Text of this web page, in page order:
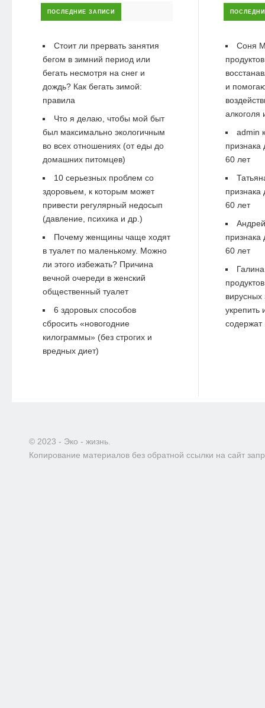
ПОСЛЕДНИЕ ЗАПИСИ
Стоит ли прервать занятия
бегом в зимний период или
бегать несмотря на снег и
дождь? Как бегать зимой:
правила
Что я делаю, чтобы мой быт
был максимально экологичным
во всех отношениях (от еды до
домашних питомцев)
10 серьезных проблем со
здоровьем, к которым может
привести регулярный недосып
(давление, психика и др.)
Почему женщины чаще ходят
в туалет по маленькому. Можно
ли этого избежать? Причина
вечной очереди в женский
общественный туалет
6 здоровых способов
сбросить «новогодние
килограммы» (без строгих и
вредных диет)
Соня
и
алкоголя
admin
60 лет
60 лет
Андрей
60 лет
Галина
вирусных
укрепить
содержат
© 2023 - Эко - жизнь.
Копирование материалов без обратной ссылки на сайт